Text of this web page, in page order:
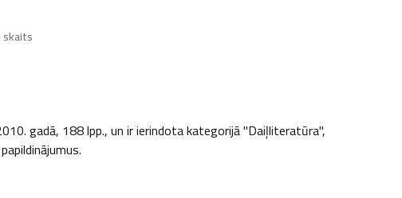
skaits
gadā, 188 lpp., un ir ierindota kategorijā "Daiļliteratūra",